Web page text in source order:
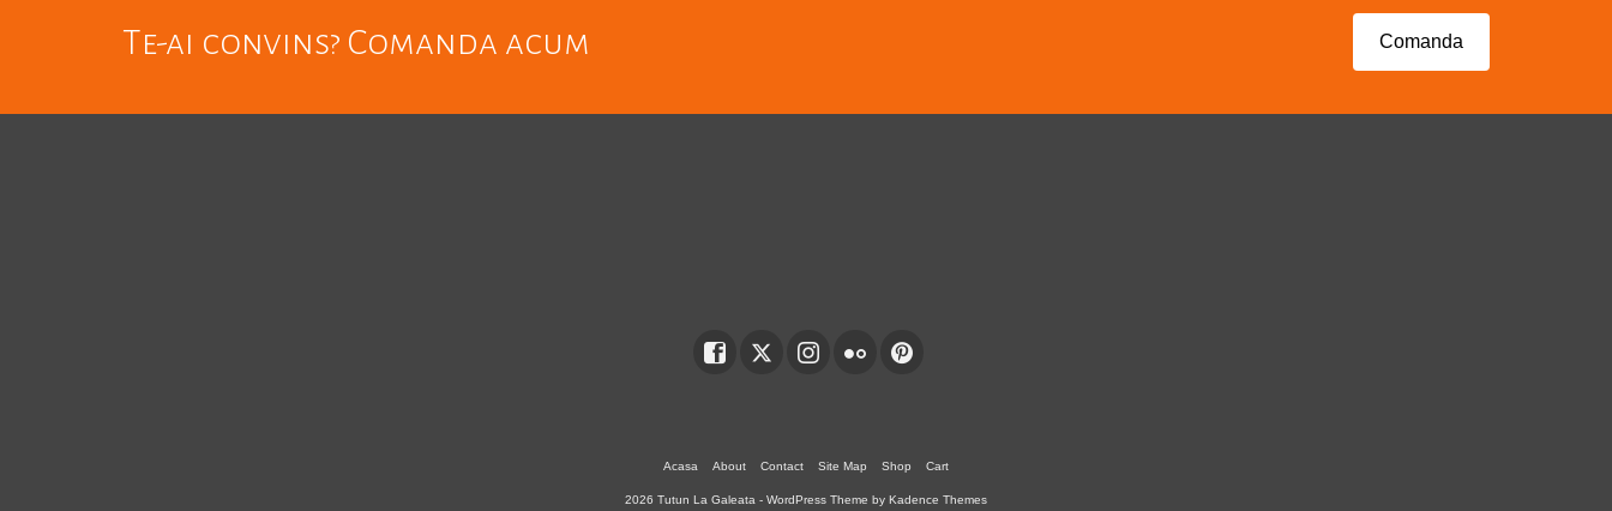
Te-ai convins? Comanda acum Comanda
Acasa About Contact Site Map Shop Cart
2026 Tutun La Galeata - WordPress Theme by Kadence Themes